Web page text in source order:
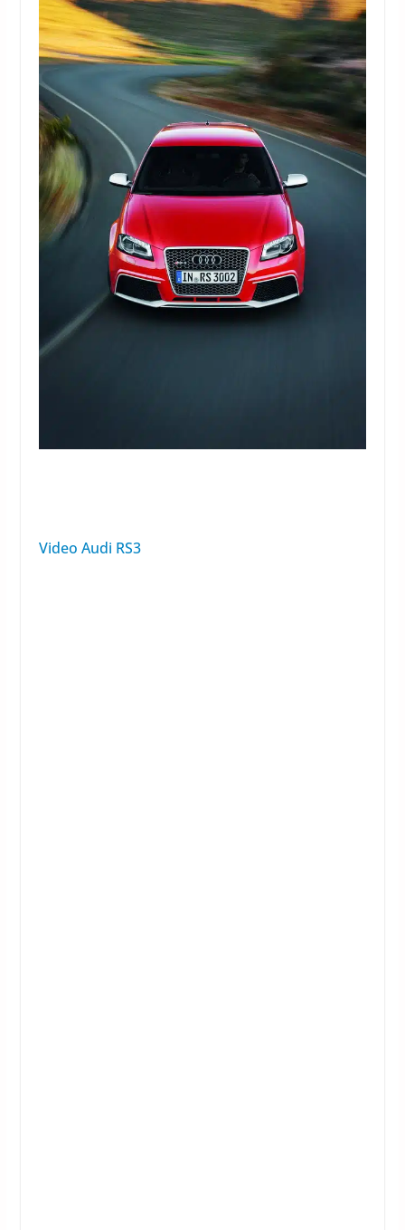
Video Audi RS3